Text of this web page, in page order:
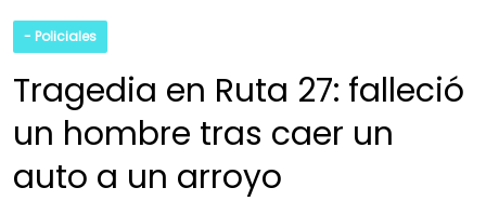
- Policiales
Tragedia en Ruta 27: falleció
un hombre tras caer un
auto a un arroyo